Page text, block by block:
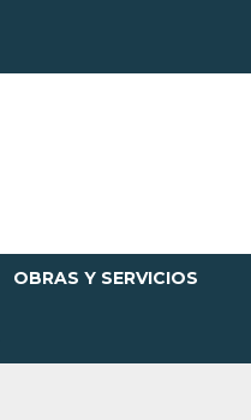
OBRAS Y SERVICIOS